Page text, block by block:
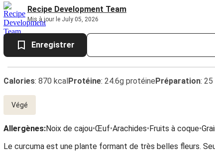
Recipe Development Team
Mis à jour le July 05, 2026
Enregistrer
Calories: 870 kcalProtéine: 24.6g protéinePréparation: 25
Végé
Allergènes:Noix de cajou•Œuf•Arachides•Fruits à coque•
Le curcuma est une plante formant de très belles fleurs.